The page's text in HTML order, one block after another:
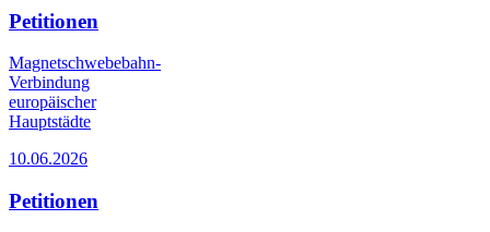
Petitionen
Magnetschwebebahn-
Verbindung
europäischer
Hauptstädte
10.06.2026
Petitionen